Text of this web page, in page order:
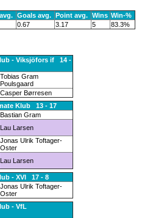
Goals avg. Point avg. Wins Win-%
0.67 3.17 5 83.3%
- Viksjöfors if 14 -
Tobias Gram
Poulsgaard
Casper Børresen
Klub 13 - 17
Bastian Gram
Lau Larsen
Jonas Ulrik Toftager-
Oster
Lau Larsen
- XVI 17 - 8
Jonas Ulrik Toftager-
Oster
- VfL